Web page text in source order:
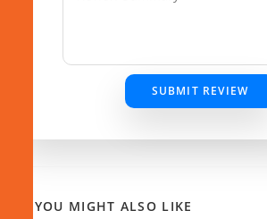
SUBMIT REVIEW
YOU MIGHT ALSO LIKE